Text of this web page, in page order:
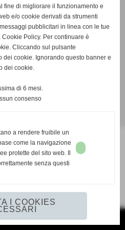
fine di migliorare il funzionamento e
e/o cookie derivati da strumenti
pubblicitari in linea con le tue
Policy. Per continuare è
Cliccando sul pulsante
dei cookie. Ignorando questo banner e
dei cookie.
di 6 mesi.
consenso
a rendere fruibile un
come la navigazione
protette del sito web. Il
senza questi
I COOKIES